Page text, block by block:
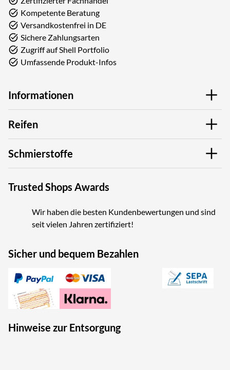
Kompetente Beratung
Versandkostenfrei in DE
Sichere Zahlungsarten
Zugriff auf Shell Portfolio
Umfassende Produkt-Infos
Informationen
Reifen
Schmierstoffe
Trusted Shops Awards
Wir haben die besten Kundenbewertungen und sind
seit vielen Jahren zertifiziert!
Sicher und bequem Bezahlen
Hinweise zur Entsorgung